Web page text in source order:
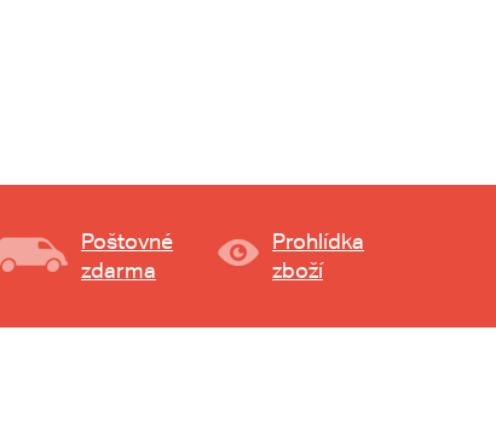
Poštovné
zdarma
Prohlídka
zboží